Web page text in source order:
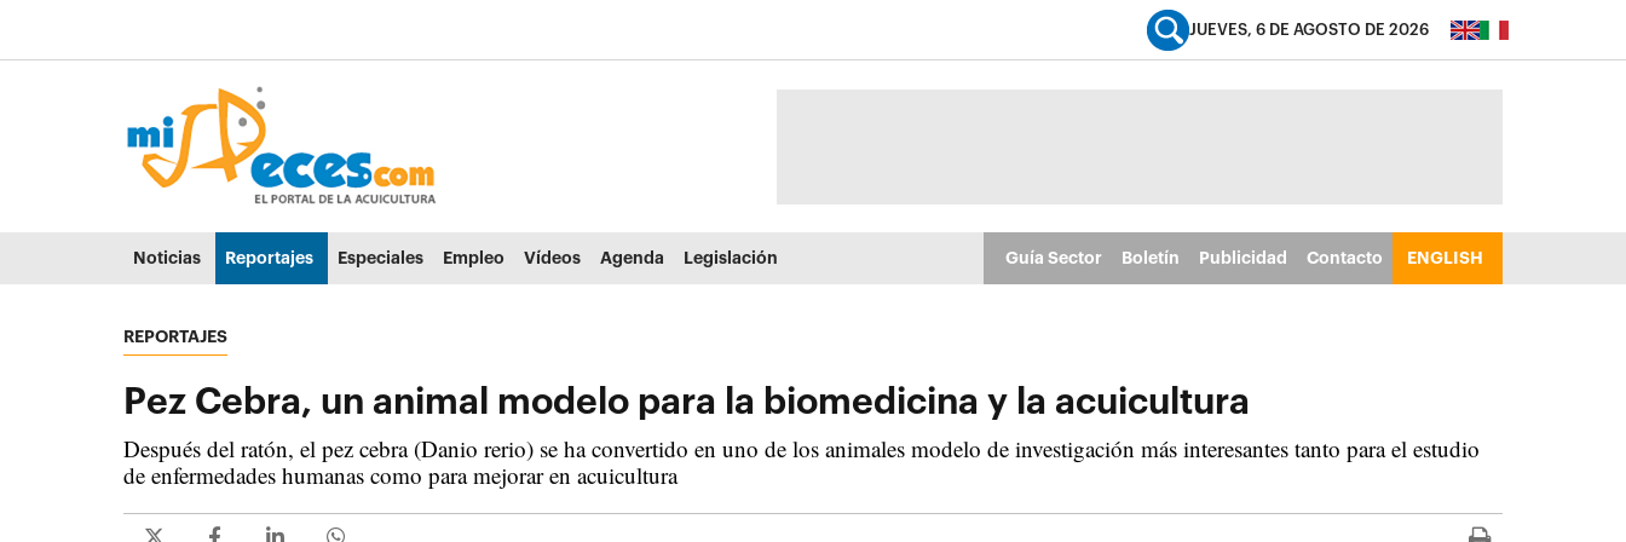
Ir al menú principal (alt + u)
JUEVES, 6 DE AGOSTO DE 2026
Noticias Reportajes Especiales Empleo Vídeos Agenda Legislación Guía Sector Boletín Publicidad Contacto ENGLISH
REPORTAJES
Pez Cebra, un animal modelo para la biomedicina y la acuicultura
Después del ratón, el pez cebra (Danio rerio) se ha convertido en uno de los animales modelo de investigación más interesantes tanto para el estudio
de enfermedades humanas como para mejorar en acuicultura